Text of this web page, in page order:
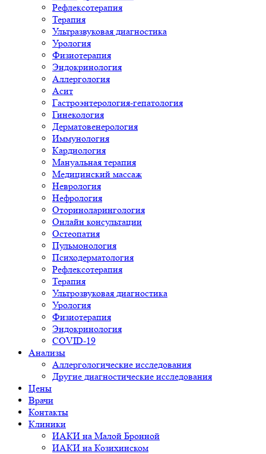
Рефлексотерапия
Терапия
Ультразвуковая диагностика
Урология
Физиотерапия
Эндокринология
Аллергология
Асит
Гастроэнтерология-гепатология
Гинекология
Дерматовенерология
Иммунология
Кардиология
Мануальная терапия
Медицинский массаж
Неврология
Нефрология
Оториноларингология
Онлайн консультации
Остеопатия
Пульмонология
Психодерматология
Рефлексотерапия
Терапия
Ультрозвуковая диагностика
Урология
Физиотерапия
Эндокринология
COVID-19
Анализы
Аллергологические исследования
Другие диагностические исследования
Цены
Врачи
Контакты
Клиники
ИАКИ на Малой Бронной
ИАКИ на Козихинском